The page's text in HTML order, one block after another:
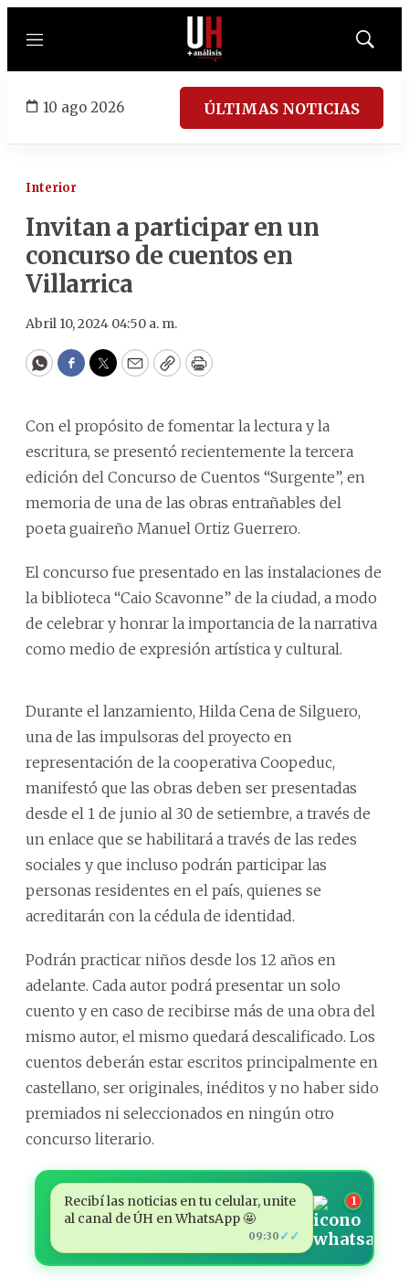
Menú
Mostrar
10 ago 2026 ÚLTIMAS NOTICIAS
Interior
Invitan a participar en un
concurso de cuentos en
Villarrica
Abril 10, 2024 04:50 a. m.
WhatsApp
Facebook
Twitter
EmailCopyPrint
Con el propósito de fomentar la lectura y la
escritura, se presentó recientemente la tercera
edición del Concurso de Cuentos “Surgente”, en
memoria de una de las obras entrañables del
poeta guaireño Manuel Ortiz Guerrero.
El concurso fue presentado en las instalaciones de
la biblioteca “Caio Scavonne” de la ciudad, a modo
de celebrar y honrar la importancia de la narrativa
como medio de expresión artística y cultural.
Durante el lanzamiento, Hilda Cena de Silguero,
una de las impulsoras del proyecto en
representación de la cooperativa Coopeduc,
manifestó que las obras deben ser presentadas
desde el 1 de junio al 30 de setiembre, a través de
un enlace que se habilitará a través de las redes
sociales y que incluso podrán participar las
personas residentes en el país, quienes se
acreditarán con la cédula de identidad.
Podrán practicar niños desde los 12 años en
adelante. Cada autor podrá presentar un solo
cuento y en caso de recibirse más de una obra del
mismo autor, el mismo quedará descalificado. Los
cuentos deberán estar escritos principalmente en
castellano, ser originales, inéditos y no haber sido
premiados ni seleccionados en ningún otro
concurso literario.
Recibí las noticias en tu celular, unite
al canal de ÚH en WhatsApp 🤩
09:30 ✓✓
1